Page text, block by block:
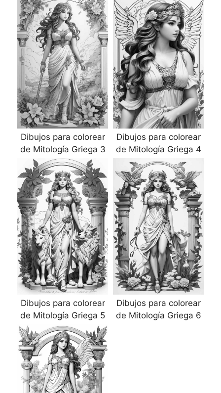
Dibujos para colorear
de Mitología Griega 3
Dibujos para colorear
de Mitología Griega 4
Dibujos para colorear
de Mitología Griega 5
Dibujos para colorear
de Mitología Griega 6